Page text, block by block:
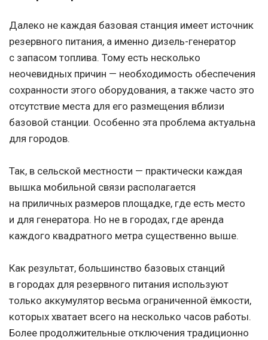
Далеко не каждая базовая станция имеет источник
резервного питания, а именно дизель-генератор
с запасом топлива. Тому есть несколько
неочевидных причин — необходимость обеспечения
сохранности этого оборудования, а также часто это
отсутствие места для его размещения вблизи
базовой станции. Особенно эта проблема актуальна
для городов.
Так, в сельской местности — практически каждая
вышка мобильной связи располагается
на приличных размеров площадке, где есть место
и для генератора. Но не в городах, где аренда
каждого квадратного метра существенно выше.
Как результат, большинство базовых станций
в городах для резервного питания используют
только аккумулятор весьма ограниченной ёмкости,
которых хватает всего на несколько часов работы.
Более продолжительные отключения традиционно